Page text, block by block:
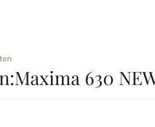
Maxima 630
dient enkel als impressie. Uw